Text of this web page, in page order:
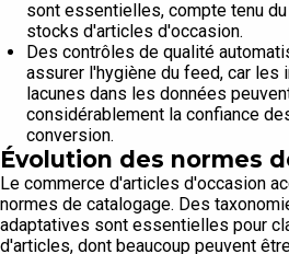
sont essentielles, compte tenu
stocks d'articles d'occasion.
Des contrôles de qualité
assurer l'hygiène du feed, car les
lacunes dans les données
considérablement la confiance
conversion.
Évolution des normes
Le commerce d'articles d'occasion
normes de catalogage. Des
adaptatives sont essentielles pour
d'articles, dont beaucoup peuvent